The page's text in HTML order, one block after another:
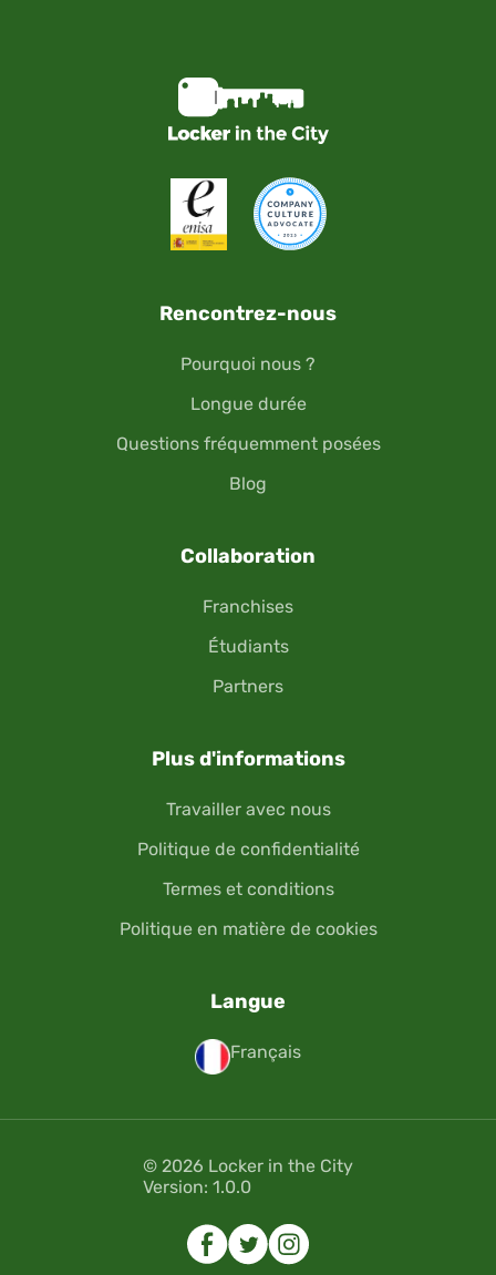
Rencontrez-nous
Pourquoi nous ?
Longue durée
Questions fréquemment posées
Blog
Collaboration
Franchises
Étudiants
Partners
Plus d'informations
Travailler avec nous
Politique de confidentialité
Termes et conditions
Politique en matière de cookies
Langue
Français
© 2026 Locker in the City
Version: 1.0.0